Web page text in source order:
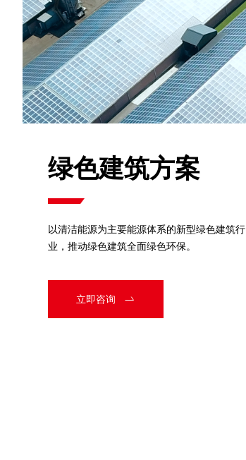
绿色建筑方案
以清洁能源为主要能源体系的新型绿色建筑行
业，推动绿色建筑全面绿色环保。
立即咨询